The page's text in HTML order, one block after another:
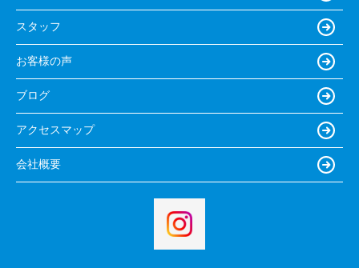
スタッフ
お客様の声
ブログ
アクセスマップ
会社概要